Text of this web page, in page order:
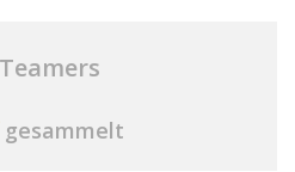
Teamers
gesammelt